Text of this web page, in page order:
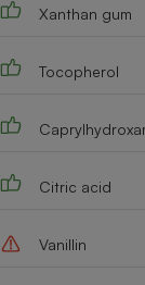
Xanthan gum
Tocopherol
Citric acid
Vanillin